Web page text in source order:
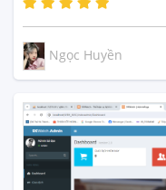
Ngọc Huyền